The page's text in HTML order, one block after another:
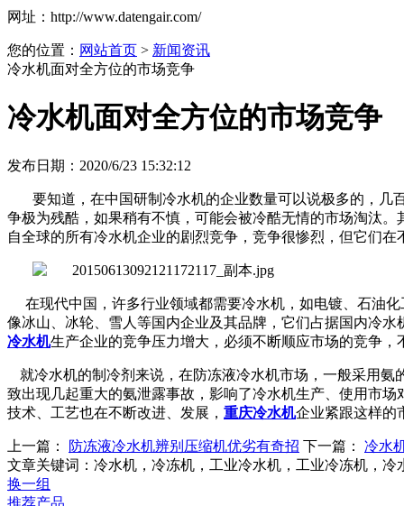
网址： http://www.datengair.com/
您的位置： 网站首页 > 新闻资讯
冷水机面对全方位的市场竞争
冷水机面对全方位的市场竞争
发布日期：2020/6/23 15:32:12
要知道，在中国研制冷水机的企业数量可以说极多的，
争极为残酷，如果稍有不慎，可能会被冷酷无情的市场淘汰。
自全球的所有冷水机企业的剧烈竞争，竞争很惨烈，但它们
在现代中国，许多行业领域都需要冷水机，如电镀、石油
像冰山、冰轮、雪人等国内企业及其品牌，它们占据国内冷水
冷水机生产企业的竞争压力增大，必须不断顺应市场的竞争
就冷水机的制冷剂来说，在防冻液冷水机市场，一般采用
致出现几起重大的氨泄露事故，影响了冷水机生产、使用市
技术、工艺也在不断改进、发展， 重庆冷水机企业紧跟这样的
上一篇： 防冻液冷水机辨别压缩机优劣有奇招 下一篇： 冷水
文章关键词：冷水机，冷冻机，工业冷水机，工业冷冻机，冷
换一组